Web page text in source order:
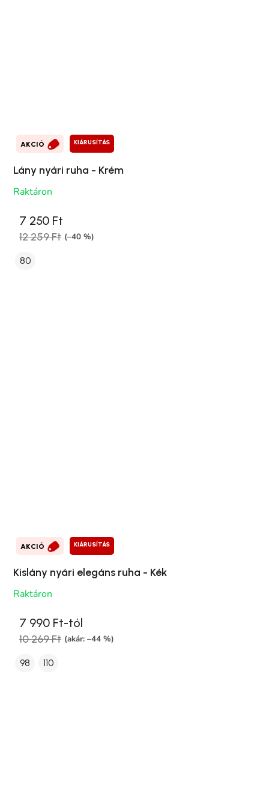
AKCIÓ KIÁRUSÍTÁS
Lány nyári ruha - Krém
Raktáron
7 250 Ft
12 259 Ft (–40 %)
80
AKCIÓ KIÁRUSÍTÁS
Kislány nyári elegáns ruha - Kék
Raktáron
7 990 Ft-tól
10 269 Ft (akár: –44 %)
98 110